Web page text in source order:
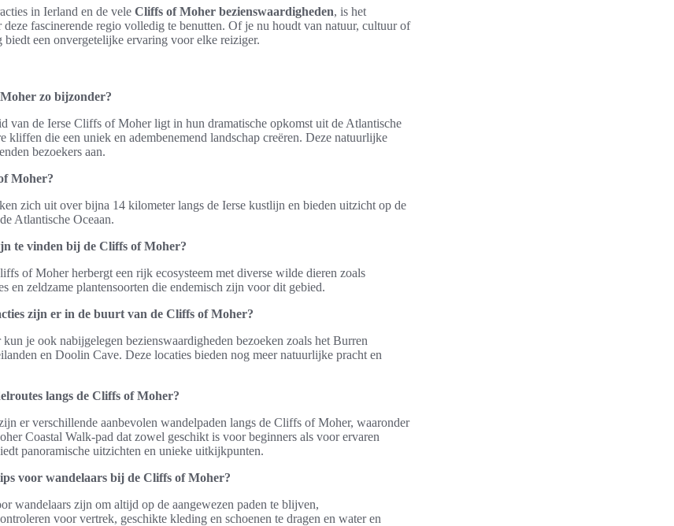
in Ierland en de vele Cliffs of Moher bezienswaardigheden, is het
fascinerende regio volledig te benutten. Of je nu houdt van natuur, cultuur of
biedt een onvergetelijke ervaring voor elke reiziger.
zo bijzonder?
van de Ierse Cliffs of Moher ligt in hun dramatische opkomst uit de Atlantische
kliffen die een uniek en adembenemend landschap creëren. Deze natuurlijke
bezoekers aan.
Moher?
zich uit over bijna 14 kilometer langs de Ierse kustlijn en bieden uitzicht op de
Atlantische Oceaan.
te vinden bij de Cliffs of Moher?
of Moher herbergt een rijk ecosysteem met diverse wilde dieren zoals
en zeldzame plantensoorten die endemisch zijn voor dit gebied.
zijn er in de buurt van de Cliffs of Moher?
je ook nabijgelegen bezienswaardigheden bezoeken zoals het Burren
en Doolin Cave. Deze locaties bieden nog meer natuurlijke pracht en
langs de Cliffs of Moher?
er verschillende aanbevolen wandelpaden langs de Cliffs of Moher, waaronder
Coastal Walk-pad dat zowel geschikt is voor beginners als voor ervaren
panoramische uitzichten en unieke uitkijkpunten.
voor wandelaars bij de Cliffs of Moher?
wandelaars zijn om altijd op de aangewezen paden te blijven,
voor vertrek, geschikte kleding en schoenen te dragen en water en